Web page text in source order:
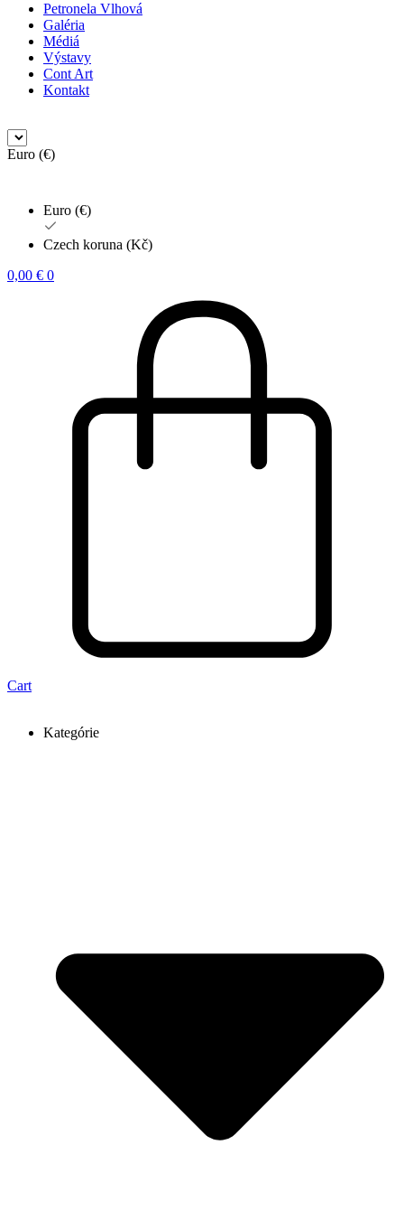
Petronela Vlhová
Galéria
Médiá
Výstavy
Cont Art
Kontakt
Euro (€)
Euro (€)
Czech koruna (Kč)
0,00 € 0
Cart
Kategórie